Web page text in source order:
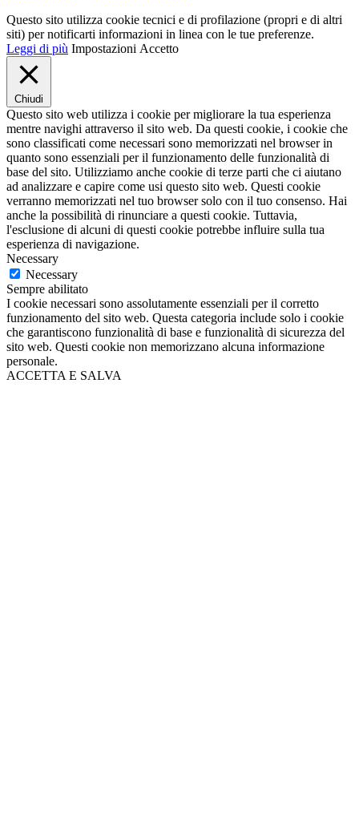
Questo sito utilizza cookie tecnici e di profilazione (propri e di altri
siti) per notificarti informazioni in linea con le tue preferenze.
Leggi di più Impostazioni Accetto
Chiudi
Questo sito web utilizza i cookie per migliorare la tua esperienza
mentre navighi attraverso il sito web. Da questi cookie, i cookie che
sono classificati come necessari sono memorizzati nel browser in
quanto sono essenziali per il funzionamento delle funzionalità di
base del sito. Utilizziamo anche cookie di terze parti che ci aiutano
ad analizzare e capire come usi questo sito web. Questi cookie
verranno memorizzati nel tuo browser solo con il tuo consenso. Hai
anche la possibilità di rinunciare a questi cookie. Tuttavia,
l'esclusione di alcuni di questi cookie potrebbe influire sulla tua
esperienza di navigazione.
Necessary
Necessary
Sempre abilitato
I cookie necessari sono assolutamente essenziali per il corretto
funzionamento del sito web. Questa categoria include solo i cookie
che garantiscono funzionalità di base e funzionalità di sicurezza del
sito web. Questi cookie non memorizzano alcuna informazione
personale.
ACCETTA E SALVA